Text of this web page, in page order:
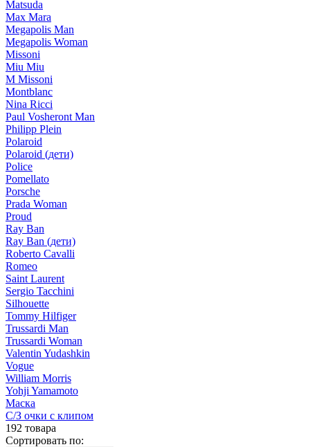
Matsuda
Max Mara
Megapolis Man
Megapolis Woman
Missoni
Miu Miu
M Missoni
Montblanc
Nina Ricci
Paul Vosheront Man
Philipp Plein
Polaroid
Polaroid (дети)
Police
Pomellato
Porsche
Prada Woman
Proud
Ray Ban
Ray Ban (дети)
Roberto Cavalli
Romeo
Saint Laurent
Sergio Tacchini
Silhouette
Tommy Hilfiger
Trussardi Man
Trussardi Woman
Valentin Yudashkin
Vogue
William Morris
Yohji Yamamoto
Маска
С/З очки с клипом
192 товара
Сортировать по: